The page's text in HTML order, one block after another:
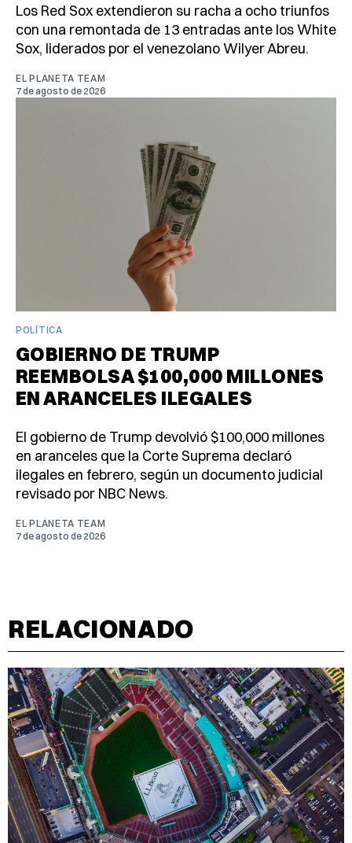
Los Red Sox extendieron su racha a ocho triunfos
con una remontada de 13 entradas ante los White
Sox, liderados por el venezolano Wilyer Abreu.
EL PLANETA TEAM
7 de agosto de 2026
POLÍTICA
GOBIERNO DE TRUMP
REEMBOLSA $100,000 MILLONES
EN ARANCELES ILEGALES
El gobierno de Trump devolvió $100,000 millones
en aranceles que la Corte Suprema declaró
ilegales en febrero, según un documento judicial
revisado por NBC News.
EL PLANETA TEAM
7 de agosto de 2026
RELACIONADO